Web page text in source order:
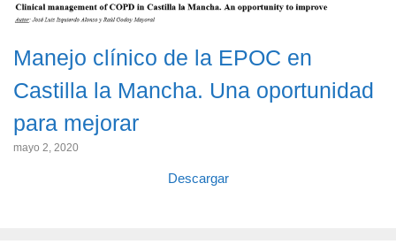
Manejo clínico de la EPOC en
Castilla la Mancha. Una oportunidad
para mejorar
mayo 2, 2020
Descargar